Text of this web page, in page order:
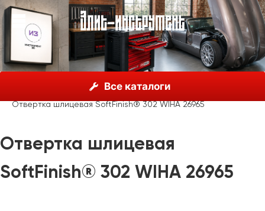
Все каталоги
Инструмент Wiha, Германия
Wiha SoftFinish®
Отвертка шлицевая SoftFinish® 302 WIHA 26965
Отвертка шлицевая
SoftFinish® 302 WIHA 26965